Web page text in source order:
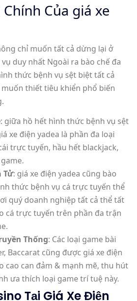
Chính Của giá xe
chỉ muốn tất cả dừng lại ở
duy nhất Ngoài ra bào chế đa
thức bệnh vụ sệt biệt tất cả
thiết tiêu khiển phổ biến
: giữa hồ hết hình thức bệnh vụ sệt
xe điện yadea là phần đa loại
trực tuyến, hầu hết blackjack,
Tử: giá xe điện yadea cũng bào
thức bệnh vụ cá trực tuyến thể
quý doanh nghiệp tất cả thể tất
cá trực tuyến trên phần đa trận
Thống: Các loại game bài
Baccarat cũng được giá xe điện
cao can đảm & mạnh mẽ, thu hút
ưa thích loại game trí tuệ này.
Tại Giá Xe Điện